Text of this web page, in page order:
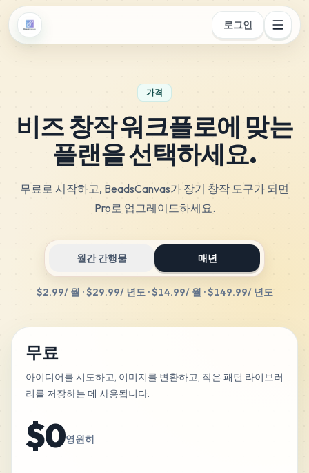
로그인
가격
비즈 창작 워크플로에 맞는
플랜을 선택하세요.
무료로 시작하고, BeadsCanvas가 장기 창작 도구가 되면
Pro로 업그레이드하세요.
월간 간행물 매년
$2.99/ 월 ·$29.99/ 년도·$14.99/ 월 ·$149.99/ 년도
무료
아이디어를 시도하고, 이미지를 변환하고, 작은 패턴 라이브러
리를 저장하는 데 사용됩니다.
$0영원히